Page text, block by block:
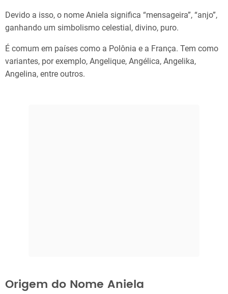
Devido a isso, o nome Aniela significa “mensageira”, “anjo”,
ganhando um simbolismo celestial, divino, puro.
É comum em países como a Polônia e a França. Tem como
variantes, por exemplo, Angelique, Angélica, Angelika,
Angelina, entre outros.
Origem do Nome Aniela